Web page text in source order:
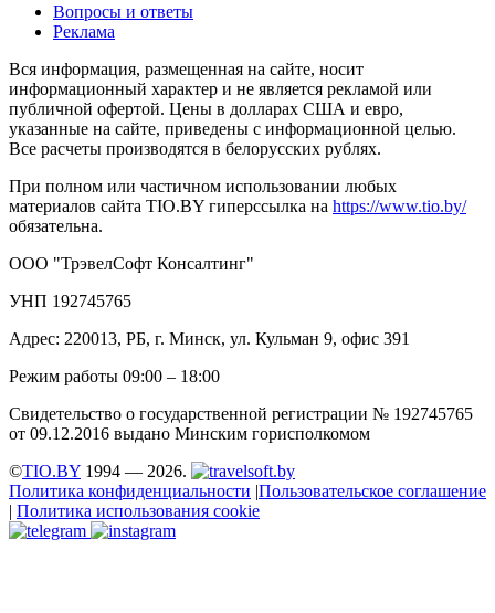
Вопросы и ответы
Реклама
Вся информация, размещенная на сайте, носит
информационный характер и не является рекламой или
публичной офертой. Цены в долларах США и евро,
указанные на сайте, приведены с информационной целью.
Все расчеты производятся в белорусских рублях.
При полном или частичном использовании любых
материалов сайта TIO.BY гиперссылка на https://www.tio.by/
обязательна.
ООО "ТрэвелСофт Консалтинг"
УНП 192745765
Адрес: 220013, РБ, г. Минск, ул. Кульман 9, офис 391
Режим работы 09:00 – 18:00
Свидетельство о государственной регистрации № 192745765
от 09.12.2016 выдано Минским горисполкомом
©TIO.BY 1994 — 2026.
Политика конфиденциальности |Пользовательское соглашение
| Политика использования cookie